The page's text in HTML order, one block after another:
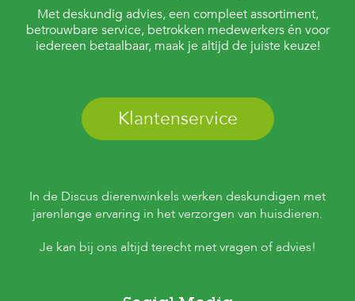
Met deskundig advies, een compleet assortiment,
betrouwbare service, betrokken medewerkers én voor
iedereen betaalbaar, maak je altijd de juiste keuze!
Klantenservice
In de Discus dierenwinkels werken deskundigen met
jarenlange ervaring in het verzorgen van huisdieren.
Je kan bij ons altijd terecht met vragen of advies!